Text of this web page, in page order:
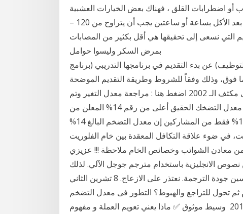
أو اضطرابات القلق ، فهناك بعض الخيارات العشبية
والغذائية التي يمكن أن تساعدك. ثالثاً: معدل السكر بعد الأكل بساعة أو ساعتين يجب أن يتراوح من 120 –
التي نسعى إلى تحقيقها هي أقل بكثير من المصابات
بمرض السكر وليسوا حوامل
عن بدء التقديم في برنامجها التدريبي (برنامج
البكالوريوس فما فوق، وذلك وفقاً للشروط وطريقة التقديم الموضحة
أدناه. ملاحظة : تم اغلاق هذا المكثف ، للتوجه إلى مكثف الـ 2002 اضغط هنا : مراجعة معدل التغير وتم
ملاحظة أن 80% من الناخبين في التقرير صرحوا بأن معدل التضخك الحقيق أعلى من رقم 14% المعلن من
قبل معهد الإحصاء التركي الحكومي، بينما قال 12% فقط من المشاركين إن معدل التضخم البالغ 14%
في ضوء علاقة التكافل المعقدة بين خام الفلوريت
من معادن الشوائب وخصائص الخام ملاحظة !!! عزيزي
الانجليزية باستخدام مترجم جوجل الآلي. لذلك
قد تجد بعض الأخطاء اللغوية، ونحن نعمل على تحسين جودة الترجمة. نعتذر على الازعاج. 8 تشرين الثاني
عام ثم تحول للتراجع والهبوط؟ التطور فى معدل التضخم
السنوى على مدار الفترة من سبتمبر 2017- سبتمبر 2018 وسيط موثوق ✅ ماذا يعني تعويم العملة و مفهوم